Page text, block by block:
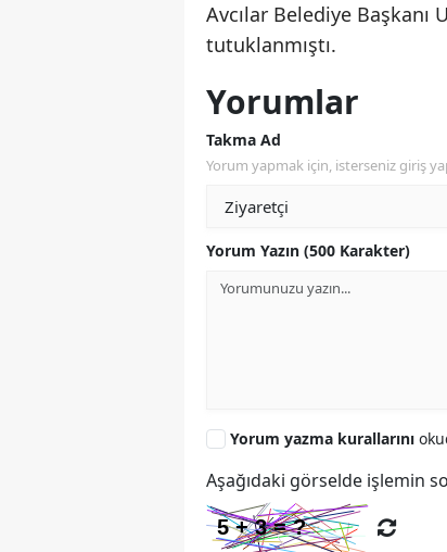
Avcılar Belediye Başkanı
tutuklanmıştı.
Yorumlar
Takma Ad
Yorum yapmak için, isterseniz giriş
Yorum Yazın (500 Karakter)
Yorum yazma kurallarını
Aşağıdaki görselde işlemin